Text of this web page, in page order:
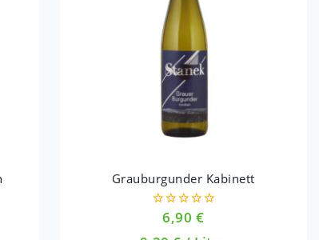
Grauburgunder Kabinett
6,90 €